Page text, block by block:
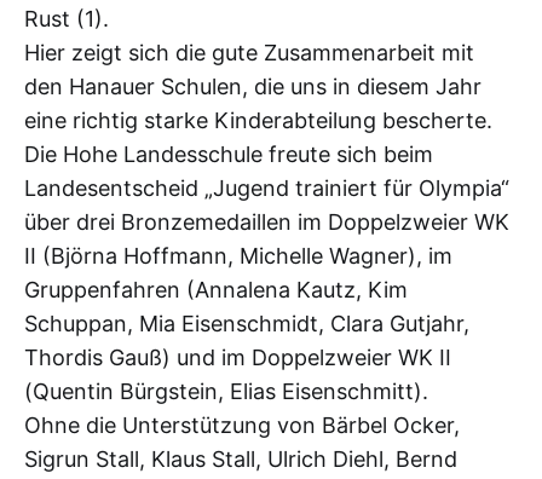
Rust (1).
Hier zeigt sich die gute Zusammenarbeit mit
den Hanauer Schulen, die uns in diesem Jahr
eine richtig starke Kinderabteilung bescherte.
Die Hohe Landesschule freute sich beim
Landesentscheid „Jugend trainiert für Olympia“
über drei Bronzemedaillen im Doppelzweier WK
II (Björna Hoffmann, Michelle Wagner), im
Gruppenfahren (Annalena Kautz, Kim
Schuppan, Mia Eisenschmidt, Clara Gutjahr,
Thordis Gauß) und im Doppelzweier WK II
(Quentin Bürgstein, Elias Eisenschmitt).
Ohne die Unterstützung von Bärbel Ocker,
Sigrun Stall, Klaus Stall, Ulrich Diehl, Bernd